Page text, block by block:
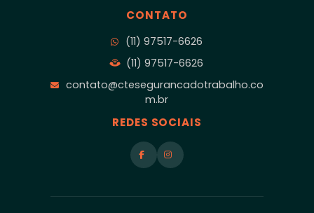
CONTATO
(11) 97517-6626
(11) 97517-6626
contato@ctesegurancadotrabalho.co
m.br
REDES SOCIAIS